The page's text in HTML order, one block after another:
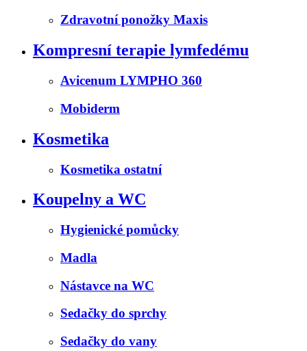
Zdravotní ponožky Maxis
Kompresní terapie lymfedému
Avicenum LYMPHO 360
Mobiderm
Kosmetika
Kosmetika ostatní
Koupelny a WC
Hygienické pomůcky
Madla
Nástavce na WC
Sedačky do sprchy
Sedačky do vany